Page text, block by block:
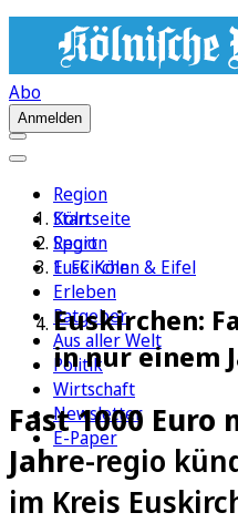
Abo
Anmelden
Region
Köln
Sport
1. FC Köln
Erleben
Ratgeber
Aus aller Welt
Politik
Wirtschaft
Newsletter
E-Paper
Startseite
Region
Euskirchen & Eifel
Euskirchen:
in nur einem
Fast 1000
Jahre-regio
im Kreis